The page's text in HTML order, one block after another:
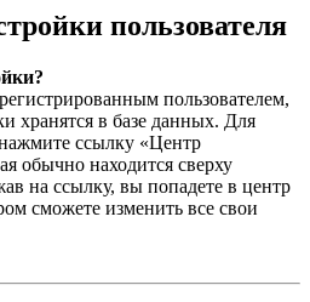
пользователя
пользователем,
хранятся в базе данных. Для
ссылку «Центр
обычно находится сверху
на ссылку, вы попадете в центр
сможете изменить все свои